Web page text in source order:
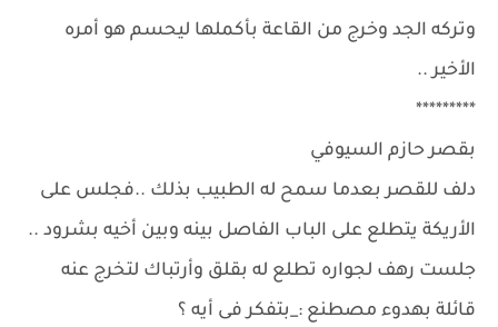
وتركه الجد وخرج من القاعة بأكملها ليحسم هو أمره
الأخير ..
*********
بقصر حازم السيوفي
دلف للقصر بعدما سمح له الطبيب بذلك ..فجلس على
الأريكة يتطلع على الباب الفاصل بينه وبين أخيه بشرود ..
جلست رهف لجواره تطلع له بقلق وأرتباك لتخرج عنه
قائلة بهدوء مصطنع :_بتفكر فى أيه ؟